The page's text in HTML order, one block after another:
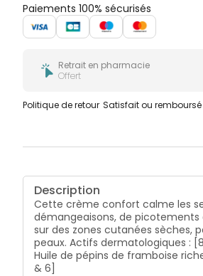
Paiements 100% sécurisés
Retrait en pharmacie
Offert
Politique de retour Satisfait ou remboursé
Description
Cette crème confort calme les
démangeaisons, de
sur des zones cutanées sèches,
peaux. Actifs dermatologiques :
Huile de pépins de framboise
& 6]